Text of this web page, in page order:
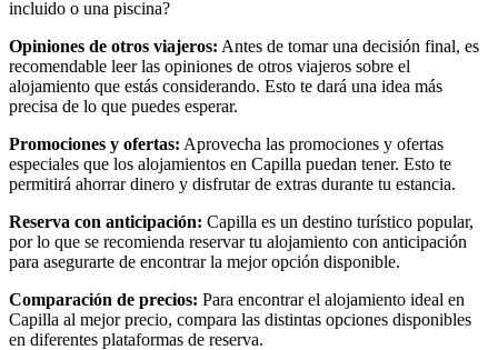
incluido o una piscina?
Opiniones de otros viajeros: Antes de tomar una decisión final, es
recomendable leer las opiniones de otros viajeros sobre el
alojamiento que estás considerando. Esto te dará una idea más
precisa de lo que puedes esperar.
Promociones y ofertas: Aprovecha las promociones y ofertas
especiales que los alojamientos en Capilla puedan tener. Esto te
permitirá ahorrar dinero y disfrutar de extras durante tu estancia.
Reserva con anticipación: Capilla es un destino turístico popular,
por lo que se recomienda reservar tu alojamiento con anticipación
para asegurarte de encontrar la mejor opción disponible.
Comparación de precios: Para encontrar el alojamiento ideal en
Capilla al mejor precio, compara las distintas opciones disponibles
en diferentes plataformas de reserva.